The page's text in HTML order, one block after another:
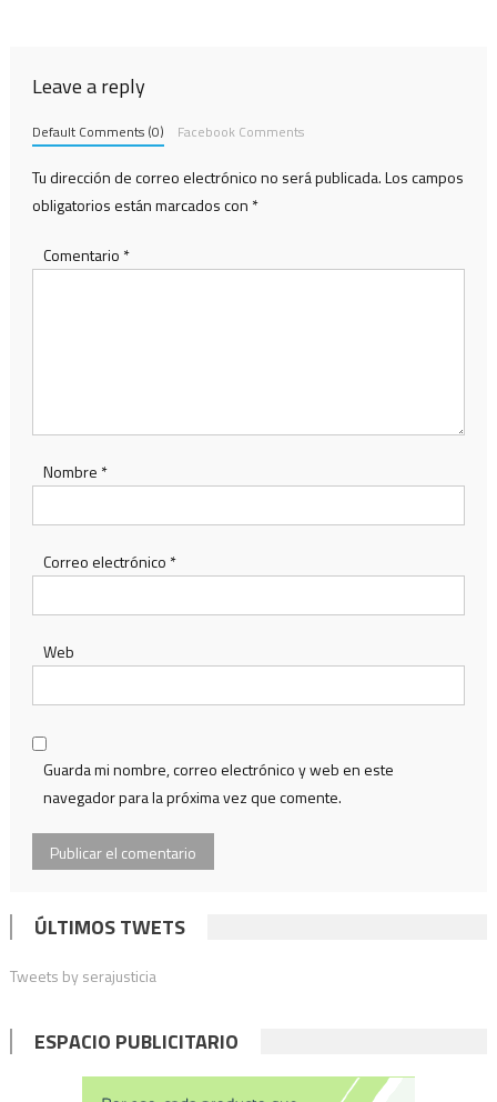
Leave a reply
Default Comments (0) Facebook Comments
Tu dirección de correo electrónico no será publicada.Los campos
obligatorios están marcados con *
Comentario *
Nombre *
Correo electrónico *
Web
Guarda mi nombre, correo electrónico y web en este
navegador para la próxima vez que comente.
ÚLTIMOS TWETS
Tweets by serajusticia
ESPACIO PUBLICITARIO